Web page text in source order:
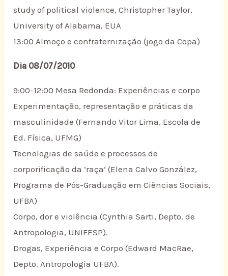
study of political violence, Christopher Taylor,
University of Alabama, EUA
13:00 Almoço e confraternização (jogo da Copa)
Dia 08/07/2010
9:00-12:00 Mesa Redonda: Experiências e corpo
Experimentação, representação e práticas da
masculinidade (Fernando Vitor Lima, Escola de
Ed. Física, UFMG)
Tecnologias de saúde e processos de
corporificação da ‘raça’ (Elena Calvo González,
Programa de Pós-Graduação em Ciências Sociais,
UFBA)
Corpo, dor e violência (Cynthia Sarti, Depto. de
Antropologia, UNIFESP).
Drogas, Experiência e Corpo (Edward MacRae,
Depto. Antropologia UFBA).